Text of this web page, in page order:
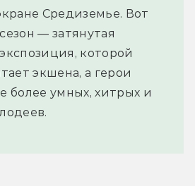
Средиземье. Вот
— затянутая
которой
экшена, а герои
более умных, хитрых и